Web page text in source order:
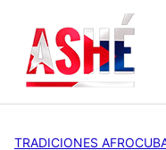
contenido
TRADICIONES